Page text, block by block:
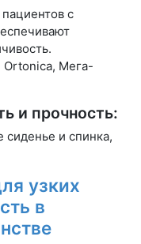
с
Мега-
и прочность:
сиденье и спинка,
узких
в